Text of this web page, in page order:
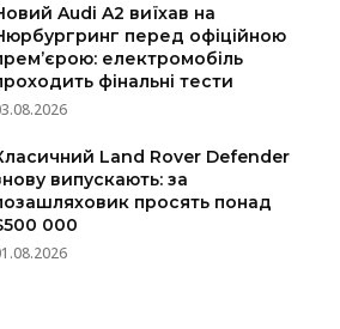
Audi A2 виїхав на
перед офіційною
електромобіль
фінальні тести
Land Rover Defender
випускають: за
просять понад
000